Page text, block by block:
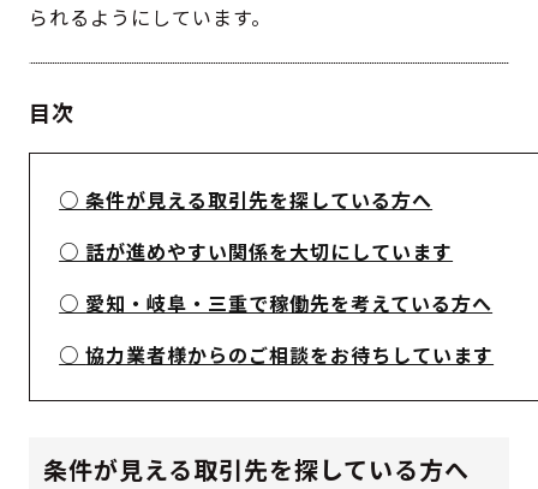
られるようにしています。
目次
条件が見える取引先を探している方へ
話が進めやすい関係を大切にしています
愛知・岐阜・三重で稼働先を考えている方へ
協力業者様からのご相談をお待ちしています
条件が見える取引先を探している方へ